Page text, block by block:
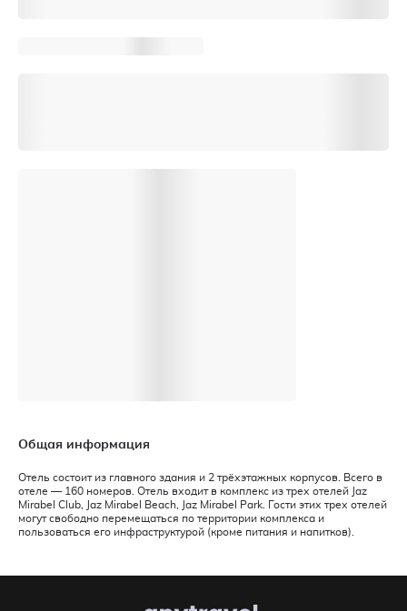
Общая информация
Отель состоит из главного здания и 2 трёхэтажных корпусов. Всего в
отеле — 160 номеров. Отель входит в комплекс из трех отелей Jaz
Mirabel Club, Jaz Mirabel Beach, Jaz Mirabel Park. Гости этих трех отелей
могут свободно перемещаться по территории комплекса и
пользоваться его инфраструктурой (кроме питания и напитков).